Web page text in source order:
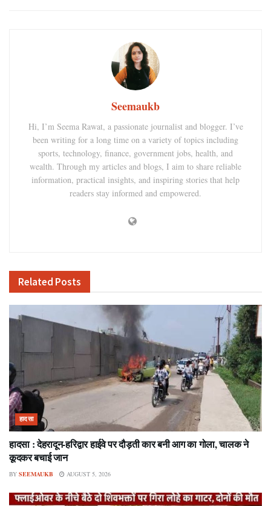
Seemaukb
Hi, I’m Seema Rawat, a passionate journalist and blogger. I’ve
been writing for a long time on a variety of topics including
sports, technology, finance, government jobs, health, and
wealth. Through my articles and blogs, I aim to share reliable
information, practical insights, and inspiring stories that help
readers stay informed and empowered.
Related Posts
हादसा
हादसा : देहरादून-हरिद्वार हाईवे पर दौड़ती कार बनी आग का गोला, चालक ने
कूदकर बचाई जान
BY SEEMAUKB AUGUST 5, 2026